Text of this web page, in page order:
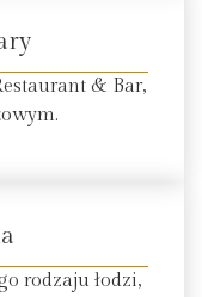
& Bar,
rodzaju łodzi,